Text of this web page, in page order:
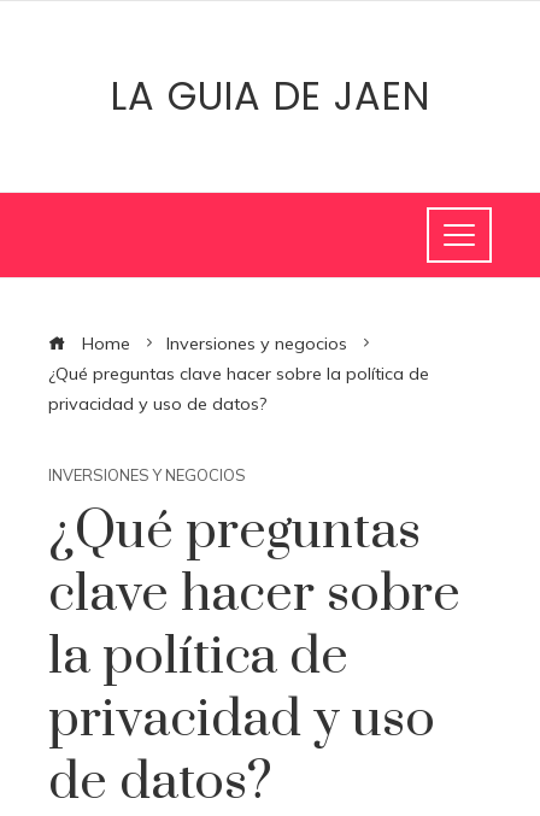
LA GUIA DE JAEN
Home
Inversiones y negocios
¿Qué preguntas clave hacer sobre la política de
privacidad y uso de datos?
INVERSIONES Y NEGOCIOS
¿Qué preguntas
clave hacer sobre
la política de
privacidad y uso
de datos?